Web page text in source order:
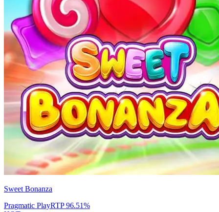
Sweet Bonanza
Pragmatic PlayRTP96.51%